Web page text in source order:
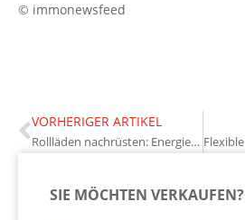
© immonewsfeed
VORHERIGER ARTIKEL
Rollläden nachrüsten: Energiesparen und Wohnkomfort steigern
SIE MÖCHTEN VERKAUFEN?